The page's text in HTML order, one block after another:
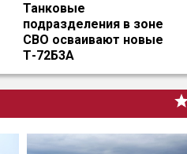
Танковые
подразделения в зоне
СВО осваивают новые
Т-72Б3А